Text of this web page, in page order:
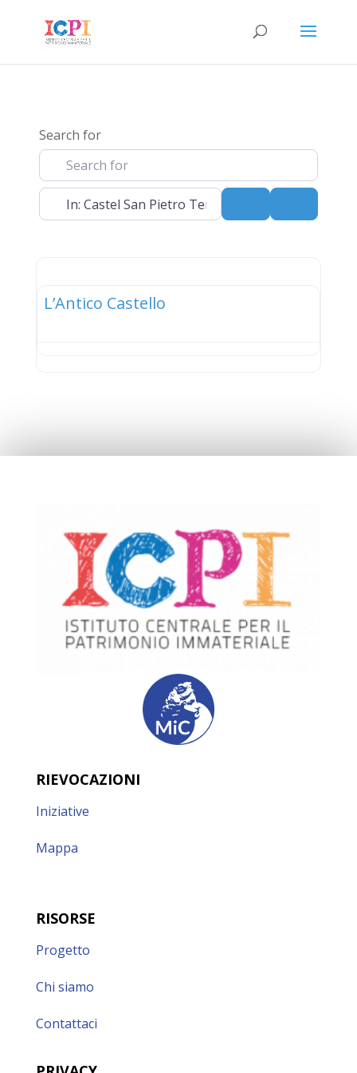
Search for
Near
L’Antico Castello
RIEVOCAZIONI
Iniziative
Mappa
RISORSE
Progetto
Chi siamo
Contattaci